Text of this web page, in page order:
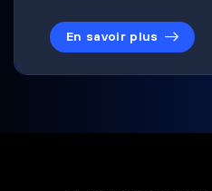
En savoir plus